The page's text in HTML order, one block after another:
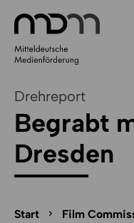
Begrabt
Dresden
Drehreport
Seitenpfad
Start Film